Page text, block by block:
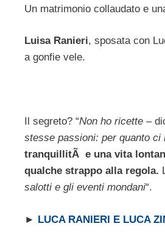
Un matrimonio collaudato e
Luisa Ranieri, sposata con
a gonfie vele.
Il segreto? “Non ho ricette –
stesse passioni: per quanto ci
tranquillitÃ e una vita
qualche strappo alla regola.
salotti e gli eventi mondani“.
► LUCA RANIERI E LUCA